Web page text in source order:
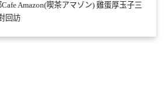
Amazon(喫茶アマゾン) 雞蛋厚玉子三
回訪